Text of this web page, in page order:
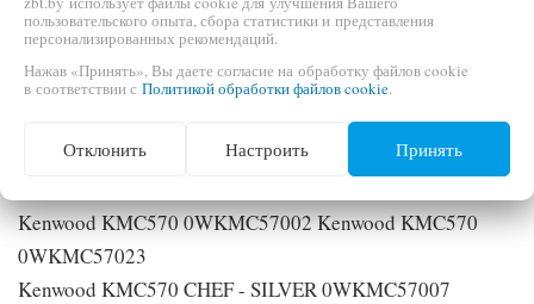
Kenwood KMC570 0WKMC57006 Kenwood KMC570
0WKMC57008
Kenwood KMC570 0WKMC57011 Kenwood KMC570
Kenwood KMC570 0WKMC57027 Kenwood KMC570
Kenwood KMC570 0WKMC57002 Kenwood KMC570
0WKMC57023
Kenwood KMC570 CHEF - SILVER 0WKMC57007
пользовательского опыта, сбора статистики и представления
персонализированных рекомендаций.
Нажав «Принять», Вы даете согласие на обработку файлов cookie
в соответствии с Политикой обработки файлов cookie.
Отклонить Настроить Принять